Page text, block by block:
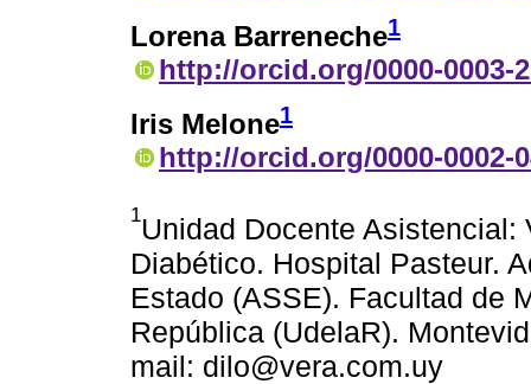
Lorena Barreneche1
http://orcid.org/0000-0003-
Iris Melone1
http://orcid.org/0000-0002-
1Unidad Docente
Diabético. Hospital Pasteur.
Estado (ASSE). Facultad de
República (UdelaR).
mail: dilo@vera.com.uy